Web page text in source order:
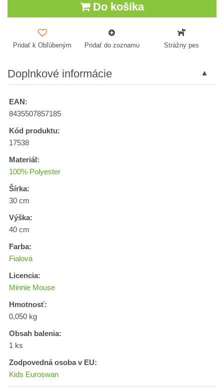
Do košíka
Pridať k Obľúbeným Pridať do zoznamu Strážny pes
Doplnkové informácie
EAN:
8435507857185
Kód produktu:
17538
Materiál:
100% Polyester
Šírka:
30 cm
Výška:
40 cm
Farba:
Fialová
Licencia:
Minnie Mouse
Hmotnosť:
0,050 kg
Obsah balenia:
1 ks
Zodpovedná osoba v EU:
Kids Euroswan